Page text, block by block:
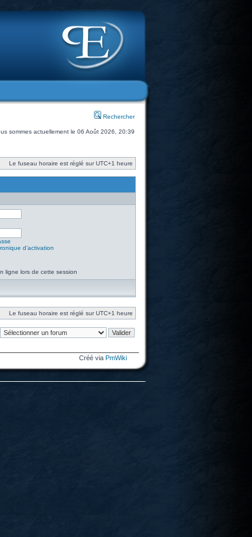
Rechercher
sommes actuellement le 06 Août 2026, 20:39
Le fuseau horaire est réglé sur UTC+1 heure
d’activation
ligne lors de cette session
Le fuseau horaire est réglé sur UTC+1 heure
Créé via PmWiki